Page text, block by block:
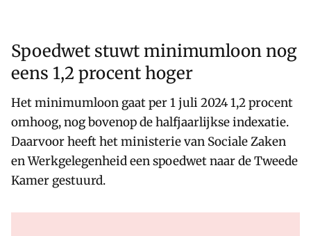
Spoedwet stuwt minimumloon nog
eens 1,2 procent hoger
Het minimumloon gaat per 1 juli 2024 1,2 procent
omhoog, nog bovenop de halfjaarlijkse indexatie.
Daarvoor heeft het ministerie van Sociale Zaken
en Werkgelegenheid een spoedwet naar de Tweede
Kamer gestuurd.